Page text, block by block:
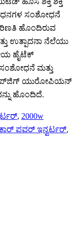
ಸಂಶೋಧನೆ
ಹೊಂದಿರುವ
ಉತ್ಪಾದನಾ ನೆಲೆಯು
ಹೈಟೆಕ್
ಮತ್ತು
ಲೀಪ್‌ಜಿಗ್ ಯುರೋಪಿಯನ್
ಹೊಂದಿದೆ.
, 2000w
ಕಾರ್ ಪವರ್ ಇನ್ವರ್ಟರ್,